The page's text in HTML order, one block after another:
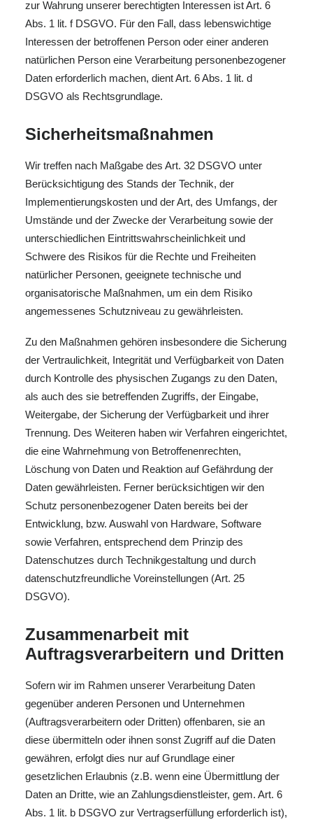
zur Wahrung unserer berechtigten Interessen ist Art. 6
Abs. 1 lit. f DSGVO. Für den Fall, dass lebenswichtige
Interessen der betroffenen Person oder einer anderen
natürlichen Person eine Verarbeitung personenbezogener
Daten erforderlich machen, dient Art. 6 Abs. 1 lit. d
DSGVO als Rechtsgrundlage.
Sicherheitsmaßnahmen
Wir treffen nach Maßgabe des Art. 32 DSGVO unter
Berücksichtigung des Stands der Technik, der
Implementierungskosten und der Art, des Umfangs, der
Umstände und der Zwecke der Verarbeitung sowie der
unterschiedlichen Eintrittswahrscheinlichkeit und
Schwere des Risikos für die Rechte und Freiheiten
natürlicher Personen, geeignete technische und
organisatorische Maßnahmen, um ein dem Risiko
angemessenes Schutzniveau zu gewährleisten.
Zu den Maßnahmen gehören insbesondere die Sicherung
der Vertraulichkeit, Integrität und Verfügbarkeit von Daten
durch Kontrolle des physischen Zugangs zu den Daten,
als auch des sie betreffenden Zugriffs, der Eingabe,
Weitergabe, der Sicherung der Verfügbarkeit und ihrer
Trennung. Des Weiteren haben wir Verfahren eingerichtet,
die eine Wahrnehmung von Betroffenenrechten,
Löschung von Daten und Reaktion auf Gefährdung der
Daten gewährleisten. Ferner berücksichtigen wir den
Schutz personenbezogener Daten bereits bei der
Entwicklung, bzw. Auswahl von Hardware, Software
sowie Verfahren, entsprechend dem Prinzip des
Datenschutzes durch Technikgestaltung und durch
datenschutzfreundliche Voreinstellungen (Art. 25
DSGVO).
Zusammenarbeit mit
Auftragsverarbeitern und Dritten
Sofern wir im Rahmen unserer Verarbeitung Daten
gegenüber anderen Personen und Unternehmen
(Auftragsverarbeitern oder Dritten) offenbaren, sie an
diese übermitteln oder ihnen sonst Zugriff auf die Daten
gewähren, erfolgt dies nur auf Grundlage einer
gesetzlichen Erlaubnis (z.B. wenn eine Übermittlung der
Daten an Dritte, wie an Zahlungsdienstleister, gem. Art. 6
Abs. 1 lit. b DSGVO zur Vertragserfüllung erforderlich ist),